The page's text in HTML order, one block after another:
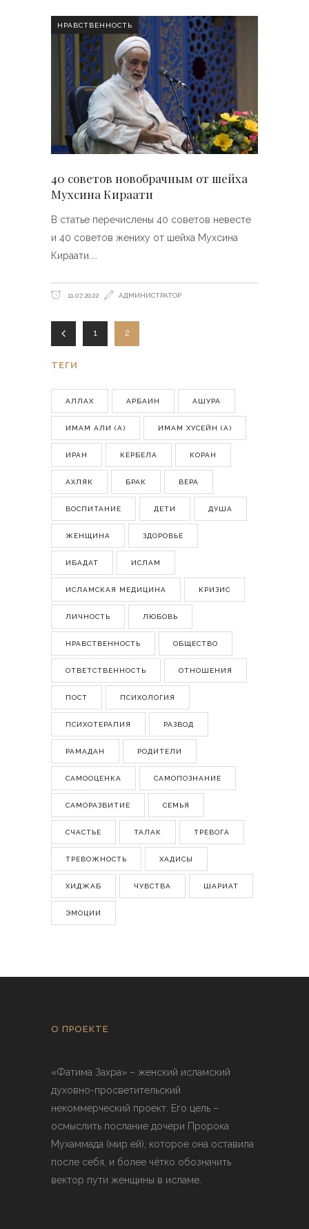
НРАВСТВЕННОСТЬ
40 советов новобрачным от шейха
Мухсина Кираати
В статье перечислены 40 советов невесте
и 40 советов жениху от шейха Мухсина
Кираати.
11.07.2022 АДМИНИСТРАТОР
1 2
ТЕГИ
АЛЛАХ АРБАИН АШУРА
ИМАМ АЛИ (А) ИМАМ ХУСЕЙН (А)
ИРАН КЕРБЕЛА КОРАН
АХЛЯК БРАК ВЕРА
ВОСПИТАНИЕ ДЕТИ ДУША
ЖЕНЩИНА ЗДОРОВЬЕ
ИБАДАТ ИСЛАМ
ИСЛАМСКАЯ МЕДИЦИНА КРИЗИС
ЛИЧНОСТЬ ЛЮБОВЬ
НРАВСТВЕННОСТЬ ОБЩЕСТВО
ОТВЕТСТВЕННОСТЬ ОТНОШЕНИЯ
ПОСТ ПСИХОЛОГИЯ
ПСИХОТЕРАПИЯ РАЗВОД
РАМАДАН РОДИТЕЛИ
САМООЦЕНКА САМОПОЗНАНИЕ
САМОРАЗВИТИЕ СЕМЬЯ
СЧАСТЬЕ ТАЛАК ТРЕВОГА
ТРЕВОЖНОСТЬ ХАДИСЫ
ХИДЖАБ ЧУВСТВА ШАРИАТ
ЭМОЦИИ
О ПРОЕКТЕ
«Фатима Захра» – женский исламский
духовно-просветительский
некоммерческий проект. Его цель –
осмыслить послание дочери Пророка
Мухаммада (мир ей), которое она оставила
после себя, и более чётко обозначить
вектор пути женщины в исламе.